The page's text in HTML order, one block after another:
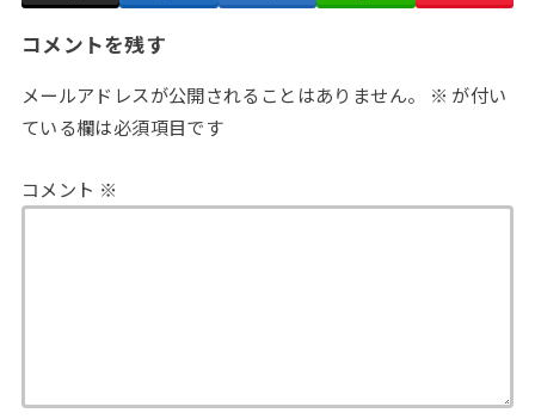
コメントを残す
メールアドレスが公開されることはありません。 ※ が付い
ている欄は必須項目です
コメント ※